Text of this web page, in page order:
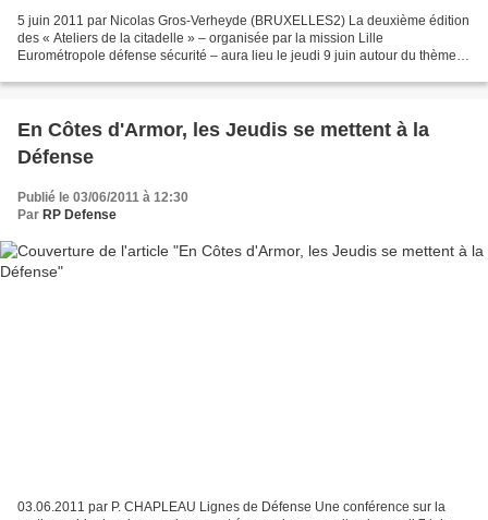
5 juin 2011 par Nicolas Gros-Verheyde (BRUXELLES2) La deuxième édition
des « Ateliers de la citadelle » – organisée par la mission Lille
Eurométropole défense sécurité – aura lieu le jeudi 9 juin autour du thème «
En Côtes d'Armor, les Jeudis se mettent à la
Défense
Publié le 03/06/2011 à 12:30
Par RP Defense
03.06.2011 par P. CHAPLEAU Lignes de Défense Une conférence sur la